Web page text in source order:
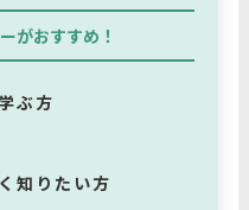
がおすすめ！
ぶ方
知りたい方